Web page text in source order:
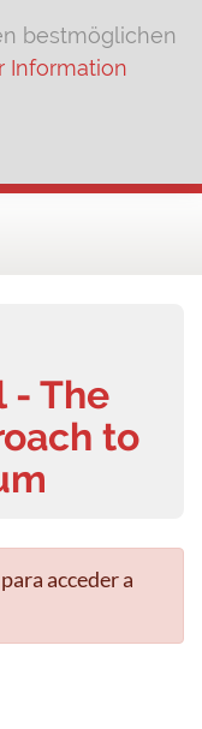
bestmöglichen
Information
- The
to
acceder a